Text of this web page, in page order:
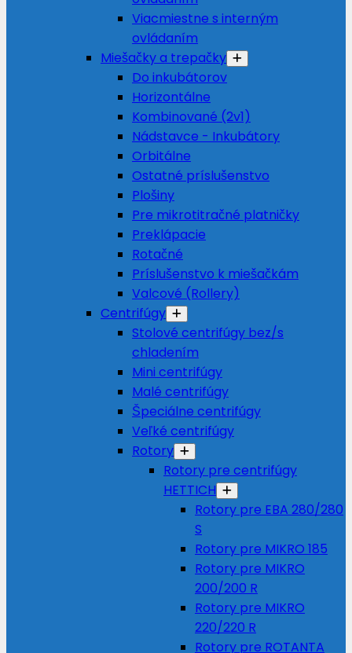
Viacmiestne s interným
ovládaním
Miešačky a trepačky
Do inkubátorov
Horizontálne
Kombinované (2v1)
Nádstavce - Inkubátory
Orbitálne
Ostatné príslušenstvo
Plošiny
Pre mikrotitračné platničky
Preklápacie
Rotačné
Príslušenstvo k miešačkám
Valcové (Rollery)
Centrifúgy
Stolové centrifúgy bez/s
chladením
Mini centrifúgy
Malé centrifúgy
Špeciálne centrifúgy
Veľké centrifúgy
Rotory
Rotory pre centrifúgy
HETTICH
Rotory pre EBA 280/280
S
Rotory pre MIKRO 185
Rotory pre MIKRO
200/200 R
Rotory pre MIKRO
220/220 R
Rotory pre ROTANTA